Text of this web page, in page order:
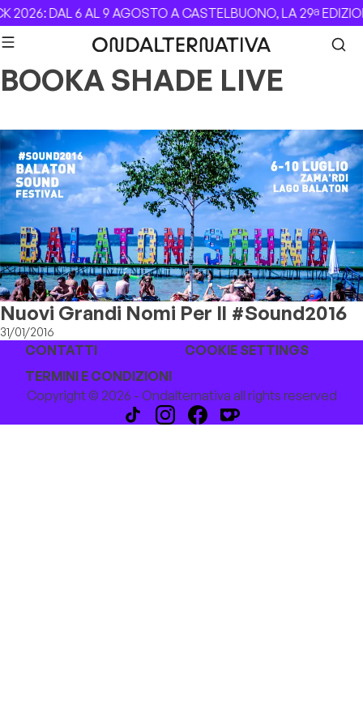
Skip to content
2026: DAL 6 AL 9 AGOSTO A CASTELBUONO, LA 29ª
BOOKA SHADE LIVE
Nuovi Grandi Nomi Per Il #Sound2016
31/01/2016
CONTATTI
COOKIE SETTINGS
TERMINI E CONDIZIONI
Copyright © 2026 - Ondalternativa all rights reserved